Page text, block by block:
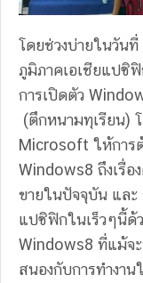
โดยช่วงบ่ายในวัน
ภูมิภาคเอเชียแปซิฟิ
การเปิดตัว
(ตึกหนามทุเรียน)
Microsoft ให้การ
Windows8 ถึงเรื่อ
ขายในปัจจุบัน และ
แปซิฟิกในเร็วๆนี้ด้
Windows8 ที่แม้จ
สนองกับการทำงา